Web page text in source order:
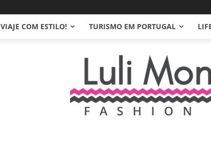
VIAJE COM ESTILO! TURISMO EM PORTUGAL